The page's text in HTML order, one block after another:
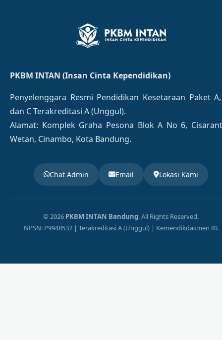
PKBM INTAN (Insan Cinta Kependidikan)
Penyelenggara Resmi Pendidikan Kesetaraan Paket
dan C Terakreditasi A (Unggul).
Alamat: Komplek Graha Pesona Blok A No 6,
Wetan, Cinambo, Kota Bandung.
Chat Admin Email Lokasi Kami
© 2026 PKBM INTAN Bandung. All Rights Reserved.
NPSN: P9948537 | Terakreditasi A (Unggul) | Kemendikdasmen RI.